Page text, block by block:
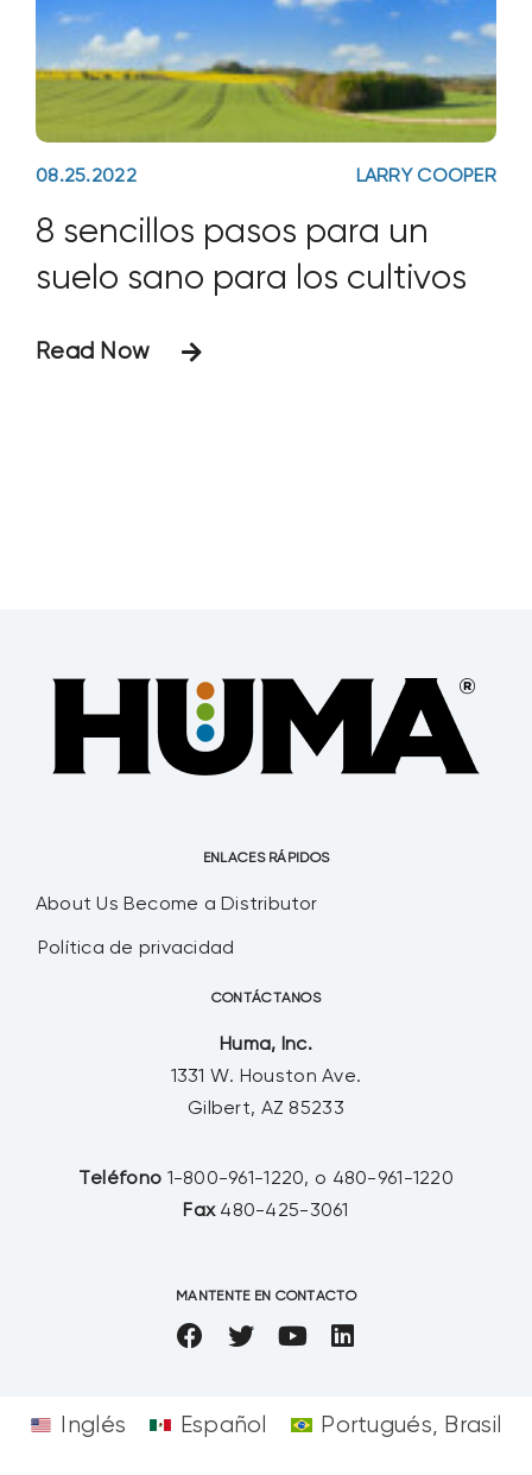
08.25.2022 LARRY COOPER
8 sencillos pasos para un
suelo sano para los cultivos
Read Now
ENLACES RÁPIDOS
About Us Become a Distributor
Política de privacidad
CONTÁCTANOS
Huma, Inc.
1331 W. Houston Ave.
Gilbert, AZ 85233
Teléfono 1-800-961-1220, o 480-961-1220
Fax 480-425-3061
MANTENTE EN CONTACTO
Inglés Español Portugués, Brasil